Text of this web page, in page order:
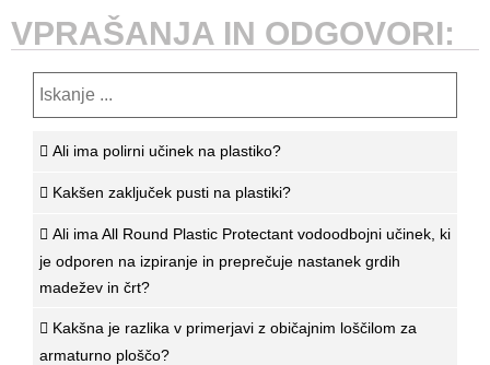
VPRAŠANJA IN ODGOVORI:
Ali ima polirni učinek na plastiko?
Kakšen zaključek pusti na plastiki?
Ali ima All Round Plastic Protectant vodoodbojni učinek, ki
je odporen na izpiranje in preprečuje nastanek grdih
madežev in črt?
Kakšna je razlika v primerjavi z običajnim loščilom za
armaturno ploščo?